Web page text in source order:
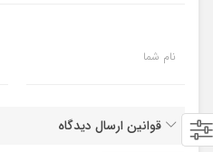
نام شما
قوانین ارسال دیدگاه